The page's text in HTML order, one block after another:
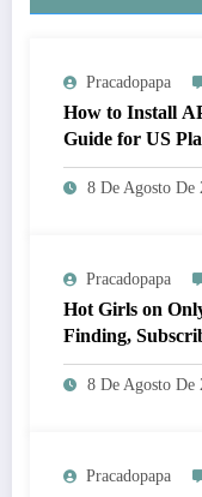
Pracadopapa
How to Install
Guide for US
8 De Agosto De
Pracadopapa
Hot Girls on
Finding,
8 De Agosto De
Pracadopapa